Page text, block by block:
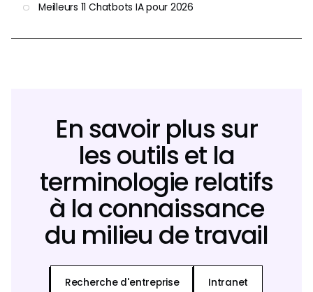
Meilleurs 11 Chatbots IA pour 2026
En savoir plus sur
les outils et la
terminologie relatifs
à la connaissance
du milieu de travail
Recherche d'entreprise Intranet